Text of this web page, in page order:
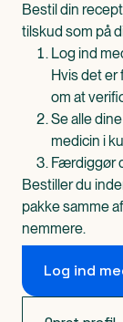
Bestil din
tilskud som på
Log ind
Hvis det er
om at
Se alle
medicin i
Færdiggør
Bestiller du
pakke samme
nemmere.
Log ind